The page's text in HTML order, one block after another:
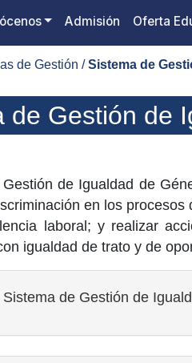
Admisión Oferta
de Gestión /Sistema de
de Gestión de
de Igualdad de
en los
laboral; y realizar
igualdad de trato y de
de Gestión de